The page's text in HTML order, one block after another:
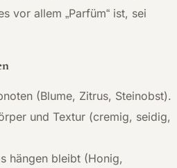
vor allem „Parfüm“ ist, sei
(Blume, Zitrus, Steinobst).
und Textur (cremig, seidig,
hängen bleibt (Honig,